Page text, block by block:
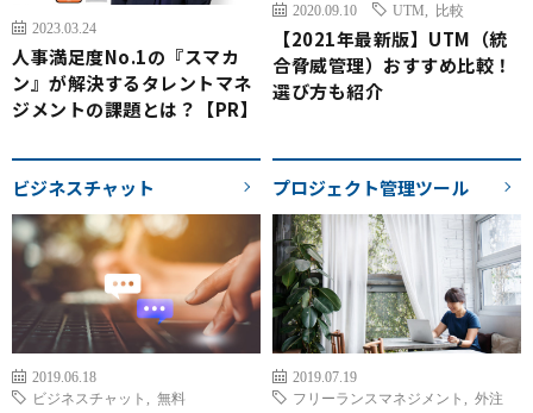
2023.03.24
人事満足度No.1の『スマカ
ン』が解決するタレントマネ
ジメントの課題とは？【PR】
2020.09.10 UTM 比較
【2021年最新版】UTM（統
合脅威管理）おすすめ比較！
選び方も紹介
ビジネスチャット
2019.06.18
ビジネスチャット
無料
プロジェクト管理ツール
2019.07.19
フリーランスマネジメント
外注